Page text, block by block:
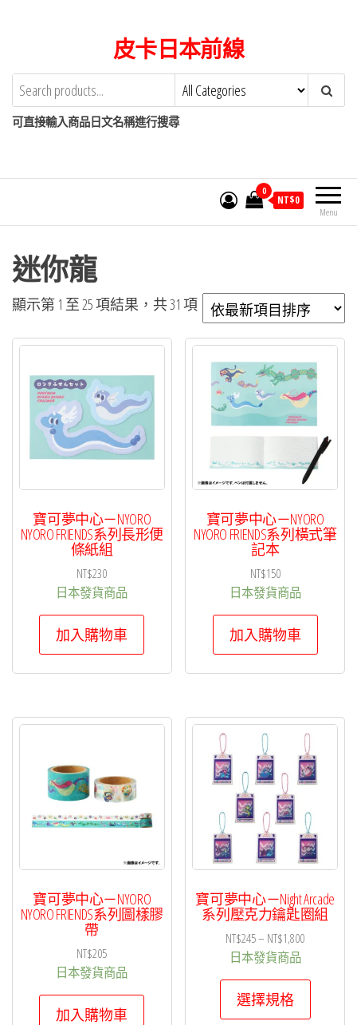
content
皮卡日本前線
可直接輸入商品日文名稱進行搜尋
Menu
0
NT$0
迷你龍
顯示第 1 至 25 項結果，共 31 項依
最
新
寶可夢中心－NYORO
NYORO FRIENDS系列長形便
條紙組
NT$230
日本發貨商品
加入購物車
寶可夢中心－NYORO
NYORO FRIENDS系列橫式筆
記本
NT$150
日本發貨商品
加入購物車
寶可夢中心－NYORO
NYORO FRIENDS系列圖樣膠
帶
NT$205
日本發貨商品
加入購物車
寶可夢中心－Night Arcade
系列壓克力鑰匙圈組
NT$245– NT$1,800價
範
NT$245
日本發貨商品
選擇規格
此